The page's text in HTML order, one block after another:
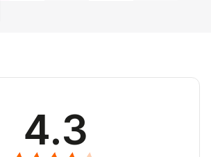
4.3